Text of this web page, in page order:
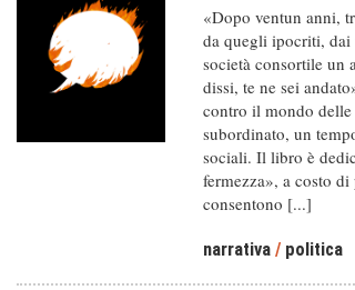
«Dopo ventun anni,
da quegli ipocriti,
società consortile un
dissi, te ne sei
contro il mondo
subordinato, un
sociali. Il libro è
fermezza», a costo
consentono [...]
narrativa / politica